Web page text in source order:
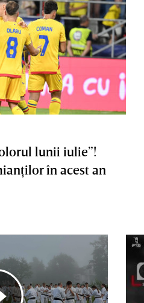
lunii iulie”!
în acest an